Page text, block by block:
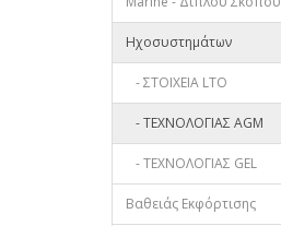
Ηχοσυστημάτων
- ΣΤΟΙΧΕΙΑ LTO
- ΤΕΧΝΟΛΟΓΙΑΣ AGM
- ΤΕΧΝΟΛΟΓΙΑΣ GEL
Βαθειάς Εκφόρτισης